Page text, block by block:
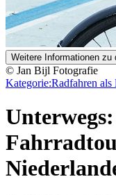
Weitere Informationen zu
© Jan Bijl Fotografie
Kategorie:Radfahren